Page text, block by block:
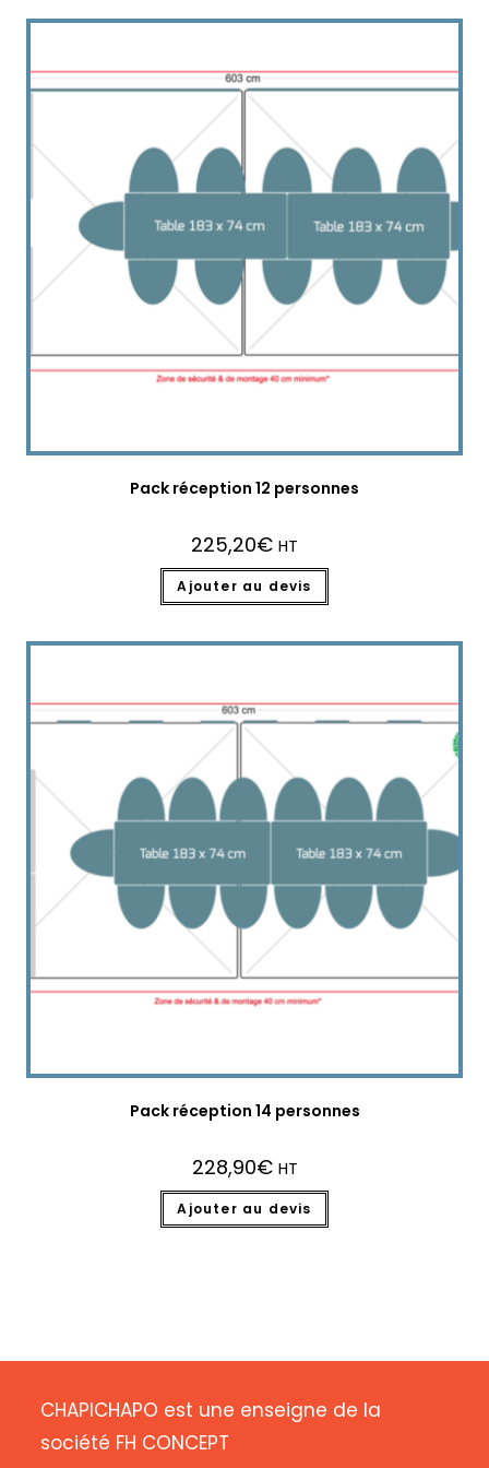
Pack réception 12 personnes
225,20€ HT
Ajouter au devis
Pack réception 14 personnes
228,90€ HT
Ajouter au devis
CHAPICHAPO est une enseigne de la
société FH CONCEPT